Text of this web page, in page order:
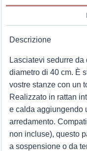
Descrizione
Lasciatevi sedurre da
diametro di 40 cm. È
vostre stanze con un
Realizzato in rattan
e calda aggiungendo
arredamento.
non incluse), questo
a sospensione o da